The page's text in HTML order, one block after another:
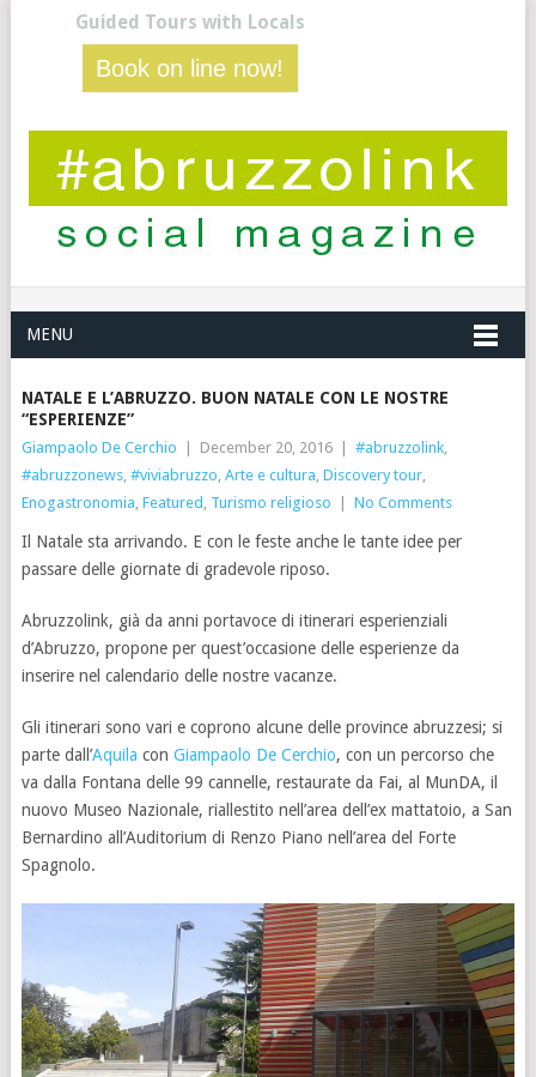
Guided Tours with Locals
Book on line now!
MENU
NATALE E L’ABRUZZO. BUON NATALE CON LE NOSTRE
“ESPERIENZE”
Giampaolo De Cerchio December 20, 2016 #abruzzolink,
#abruzzonews, #viviabruzzo, Arte e cultura, Discovery tour,
Enogastronomia, Featured , Turismo religioso No Comments
Il Natale sta arrivando. E con le feste anche le tante idee per
passare delle giornate di gradevole riposo.
Abruzzolink, già da anni portavoce di itinerari esperienziali
d’Abruzzo, propone per quest’occasione delle esperienze da
inserire nel calendario delle nostre vacanze.
Gli itinerari sono vari e coprono alcune delle province abruzzesi; si
parte dall’Aquila con Giampaolo De Cerchio, con un percorso che
va dalla Fontana delle 99 cannelle, restaurate da Fai, al MunDA, il
nuovo Museo Nazionale, riallestito nell’area dell’ex mattatoio, a San
Bernardino all’Auditorium di Renzo Piano nell’area del Forte
Spagnolo.